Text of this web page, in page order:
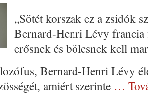
„Sötét korszak ez a zsidók
Bernard-Henri Lévy
erősnek és bölcsnek kell
Bernard-Henri Lévy
amiért szerinte …